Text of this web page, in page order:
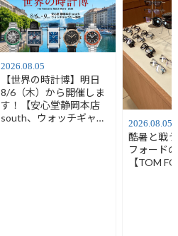
2026.08.05
【世界の時計博】明日
8/6（木）から開催しま
す！【安心堂静岡本店
south、ウォッチギャラ
2026.08.05
酷暑と戦
フォード
【TOM